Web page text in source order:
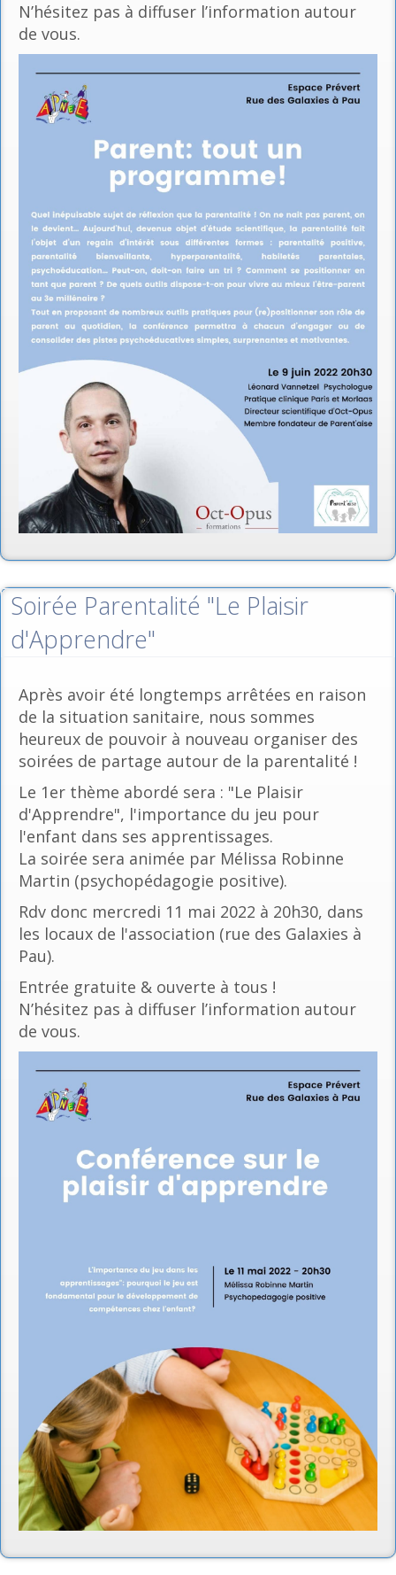
N’hésitez pas à diffuser l’information autour
de vous.
Soirée Parentalité "Le Plaisir
d'Apprendre"
Après avoir été longtemps arrêtées en raison
de la situation sanitaire, nous sommes
heureux de pouvoir à nouveau organiser des
soirées de partage autour de la parentalité !
Le 1er thème abordé sera : "Le Plaisir
d'Apprendre", l'importance du jeu pour
l'enfant dans ses apprentissages.
La soirée sera animée par Mélissa Robinne
Martin (psychopédagogie positive).
Rdv donc mercredi 11 mai 2022 à 20h30, dans
les locaux de l'association (rue des Galaxies à
Pau).
Entrée gratuite & ouverte à tous !
N’hésitez pas à diffuser l’information autour
de vous.